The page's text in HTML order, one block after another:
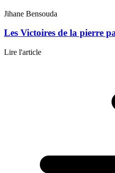
Jihane Bensouda
Les Victoires de la pierre
Lire l'article